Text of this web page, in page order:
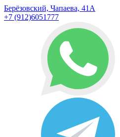
Берёзовский, Чапаева, 41А
+7 (912)6051777